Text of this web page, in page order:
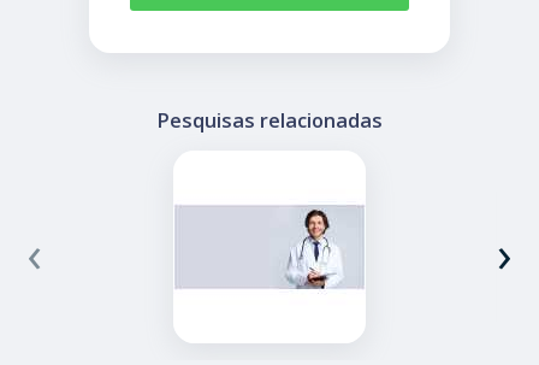
Pesquisas relacionadas
‹ ›